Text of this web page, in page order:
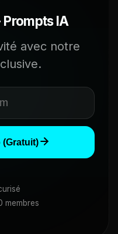
Prompts IA
avec notre
membres